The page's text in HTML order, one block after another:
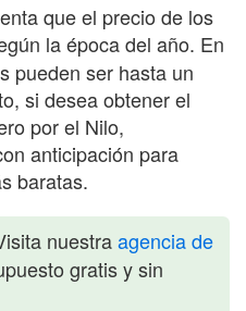
que el precio de los
la época del año. En
pueden ser hasta un
si desea obtener el
por el Nilo,
anticipación para
baratas.
nuestraagencia de
gratis y sin